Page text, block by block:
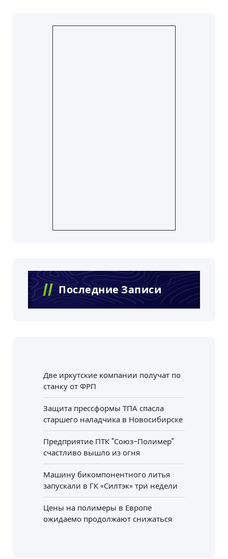
Последние Записи
Две иркутские компании получат по
станку от ФРП
Защита прессформы ТПА спасла
старшего наладчика в Новосибирске
Предприятие ПТК "Союз-Полимер"
счастливо вышло из огня
Машину бикомпонентного литья
запускали в ГК «Силтэк» три недели
Цены на полимеры в Европе
ожидаемо продолжают снижаться